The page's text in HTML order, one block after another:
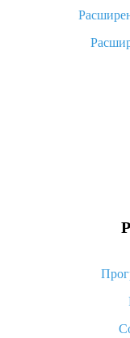
«AliExpress
Как
Что делать,